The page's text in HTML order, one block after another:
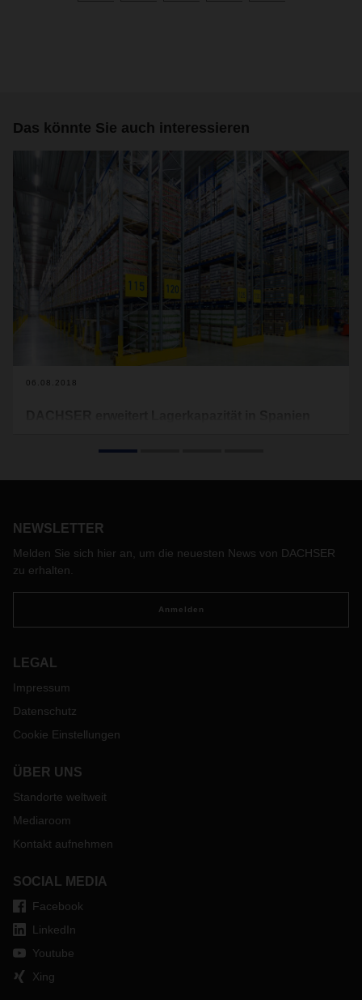
Das könnte Sie auch interessieren
06.08.2018
NEWSLETTER
Melden Sie sich hier an, um die neuesten News von DACHSER
zu erhalten.
Anmelden
LEGAL
Impressum
Datenschutz
Cookie Einstellungen
ÜBER UNS
Standorte weltweit
Mediaroom
Kontakt aufnehmen
SOCIAL MEDIA
Facebook
LinkedIn
Youtube
Xing